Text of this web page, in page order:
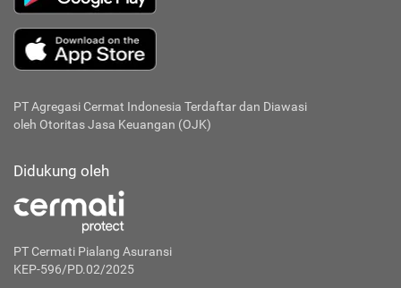
PT Agregasi Cermat Indonesia Terdaftar dan Diawasi
oleh Otoritas Jasa Keuangan (OJK)
Didukung oleh
PT Cermati Pialang Asuransi
KEP-596/PD.02/2025